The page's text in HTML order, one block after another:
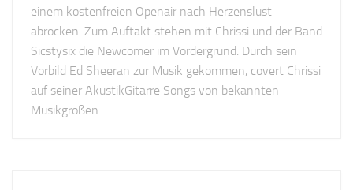
einem kostenfreien Openair nach Herzenslust
abrocken. Zum Auftakt stehen mit Chrissi und der Band
Sicstysix die Newcomer im Vordergrund. Durch sein
Vorbild Ed Sheeran zur Musik gekommen, covert Chrissi
auf seiner AkustikGitarre Songs von bekannten
Musikgrößen...